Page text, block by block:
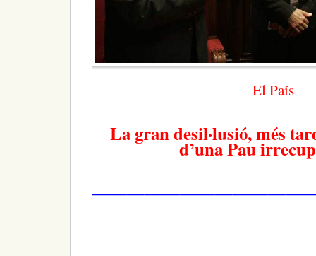
El País
La grandesil·lusió, més
d’unaPau